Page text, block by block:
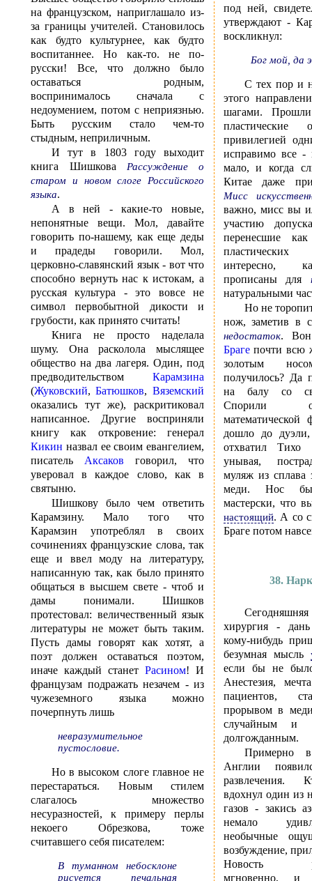
на французском, наприглашало из-
за границы учителей. Становилось
как будто культурнее, как будто
воспитаннее. Но как-то. не по-
русски! Все, что должно было
оставаться родным,
воспринималось сначала с
недоумением, потом с неприязнью.
Быть русским стало чем-то
стыдным, неприличным.
И тут в 1803 году выходит
книга Шишкова Рассуждение о
старом и новом слоге Российского
языка.
А в ней - какие-то новые,
непонятные вещи. Мол, давайте
говорить по-нашему, как еще деды
и прадеды говорили. Мол,
церковно-славянский язык - вот что
способно вернуть нас к истокам, а
русская культура - это вовсе не
символ первобытной дикости и
грубости, как принято считать!
Книга не просто наделала
шуму. Она расколола мыслящее
общество на два лагеря. Один, под
предводительством Карамзина
(Жуковский, Батюшков, Вяземский
оказались тут же), раскритиковал
написанное. Другие восприняли
книгу как откровение: генерал
Кикин назвал ее своим евангелием,
писатель Аксаков говорил, что
уверовал в каждое слово, как в
святыню.
Шишкову было чем ответить
Карамзину. Мало того что
Карамзин употреблял в своих
сочинениях французские слова, так
еще и ввел моду на литературу,
написанную так, как было принято
общаться в высшем свете - чтоб и
дамы понимали. Шишков
протестовал: величественный язык
литературы не может быть таким.
Пусть дамы говорят как хотят, а
поэт должен оставаться поэтом,
иначе каждый станет Расином! И
французам подражать незачем - из
чужеземного языка можно
почерпнуть лишь
невразумительное
пустословие.
Но в высоком слоге главное не
перестараться. Новым стилем
слагалось множество
несуразностей, к примеру перлы
некоего Обрезкова, тоже
считавшего себя писателем:
В туманном небосклоне
рисуется печальная
под ней,
утверждают -
воскликнул:
Бог мой, да
С тех пор и
этого
шагами.
пластические
привилегией
исправимо все -
мало, и когда
Китае даже
Мисс
важно, мисс вы
участию
перенесшие
интересно,
прописаны для
натуральными
Но не
нож, заметив в
недостаток.
Брагепочти всю
золотым
получилось? Да
на балу со
Спорили
математической
дошло до
отхватил
унывая,
муляж из сплава
меди. Нос
мастерски, что
настоящий. А со
Браге потом
38.
хирургия -
кому-нибудь
безумная мысль
если бы не
Анестезия,
пациентов,
прорывом в
случайным и
долгожданным.
Примерно
Англии
развлечения.
вдохнул один из
газов - закись
немало
необычные
возбуждение,
Новость
мгновенно, и